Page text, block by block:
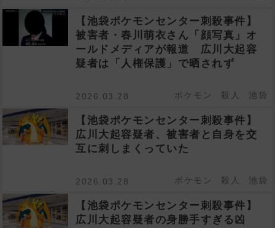
【池袋ポケモンセンター刺殺事件】
被害者・春川萌衣さん「顔写真」オ
ールドメディアが報道 広川大起容
疑者は「人権保護」で晒されず
2026.03.28 ポケモン 殺人 池袋
【池袋ポケモンセンター刺殺事件】
広川大起容疑者、被害者と自身を交
互に刺しまくっていた
2026.03.28 ポケモン 殺人 池袋
【池袋ポケモンセンター刺殺事件】
広川大起容疑者の身勝手すぎる凶